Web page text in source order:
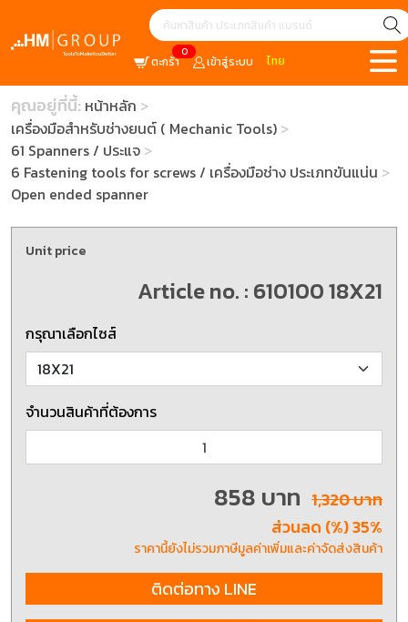
0
ตะกร้า เข้าสู่ระบบ ไทย
คุณอยู่ที่นี้: หน้าหลัก
เครื่องมือสำหรับช่างยนต์ ( Mechanic Tools)
61 Spanners / ประแจ
6 Fastening tools for screws / เครื่องมือช่าง ประเภทขันแน่น
Open ended spanner
Unit price
Article no. : 610100 18X21
กรุณาเลือกไซส์
จำนวนสินค้าที่ต้องการ
858 บาท 1,320 บาท
ส่วนลด (%) 35%
ราคานี้ยังไม่รวมภาษีมูลค่าเพิ่มและค่าจัดส่งสินค้า
ติดต่อทาง LINE